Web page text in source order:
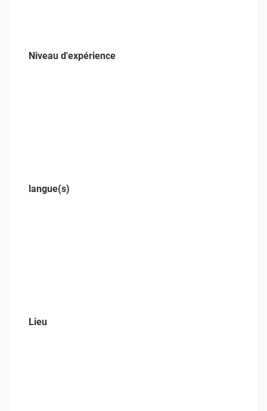
Niveau d'expérience
langue(s)
Lieu